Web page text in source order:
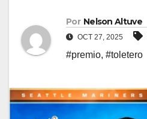
Por Nelson Altuve
OCT 27, 2025
#premio, #toletero